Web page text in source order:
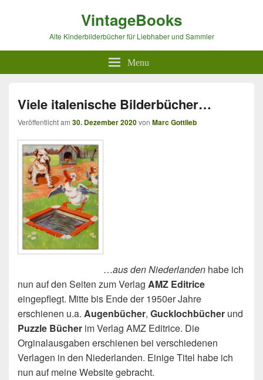
VintageBooks
Alte Kinderbilderbücher für Liebhaber und Sammler
Menu
Viele italenische Bilderbücher…
Veröffentlicht am 30. Dezember 2020von Marc Gottlieb
…aus den Niederlanden habe ich
nun auf den Seiten zum Verlag AMZ Editrice
eingepflegt. Mitte bis Ende der 1950er Jahre
erschienen u.a. Augenbücher, Gucklochbücher und
Puzzle Bücher im Verlag AMZ Editrice. Die
Orginalausgaben erschienen bei verschiedenen
Verlagen in den Niederlanden. Einige Titel habe ich
nun auf meine Website gebracht.